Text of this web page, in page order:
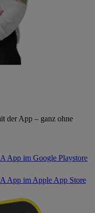
der App – ganz ohne
App im Google Playstore
App im Apple App Store